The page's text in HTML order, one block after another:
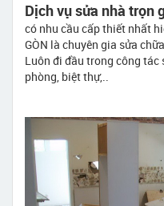
Dịch vụ sửa nhà trọn
có nhu cầu cấp thiết nhất
GÒN là chuyên gia sửa
Luôn đi đầu trong công tác
phòng, biệt thự,..